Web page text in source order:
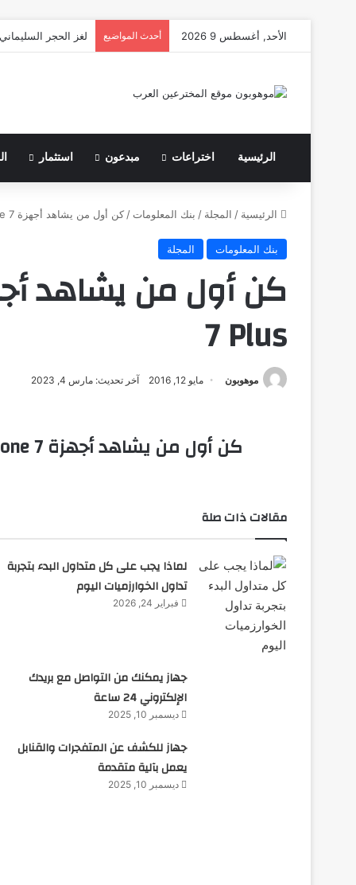
الأحد, أغسطس 9 2026 أحدث المواضيع لغز الحجر
الرئيسية اختراعات مبدعون استثمار
الرئيسية / المجلة / بنك المعلومات / كن أول من يشاهد أجهزة iPhone 7 وiPhone 7 Plus
بنك المعلومات المجلة
7 Plus
موهوبون مايو 12, 2016 آخر تحديث: مارس 4, 2023
كن أول من يشاهد أجهزة7
مقالات ذات صلة
لماذا يجب على كل متداول البدء بتجربة
تداول الخوارزميات اليوم
فبراير 24, 2026
جهاز يمكنك من التواصل مع بريدك
الإلكتروني 24 ساعة
ديسمبر 10, 2025
جهاز للكشف عن المتفجرات والقنابل
يعمل بآلية متقدمة
ديسمبر 10, 2025